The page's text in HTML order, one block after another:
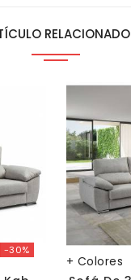
RELACIONADO
-30%
+ Colores